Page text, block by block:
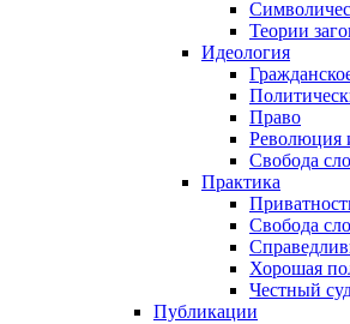
Теории
Идеология
Право
Революция
Свобода
Практика
Свобода
Хорошая
Честный
Публикации